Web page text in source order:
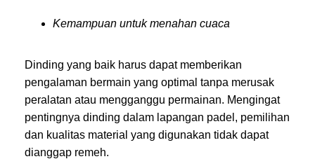
Kemampuan untuk menahan cuaca
Dinding yang baik harus dapat memberikan
pengalaman bermain yang optimal tanpa merusak
peralatan atau mengganggu permainan. Mengingat
pentingnya dinding dalam lapangan padel, pemilihan
dan kualitas material yang digunakan tidak dapat
dianggap remeh.